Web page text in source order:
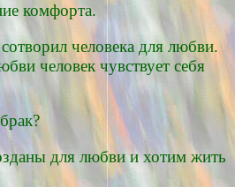
комфорта.
человека для любви.
человек чувствует себя
для любви и хотим жить